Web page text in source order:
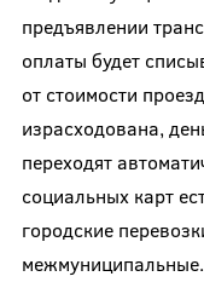
предъявлении
оплаты будет
от стоимости
израсходована,
переходят
социальных карт
городские